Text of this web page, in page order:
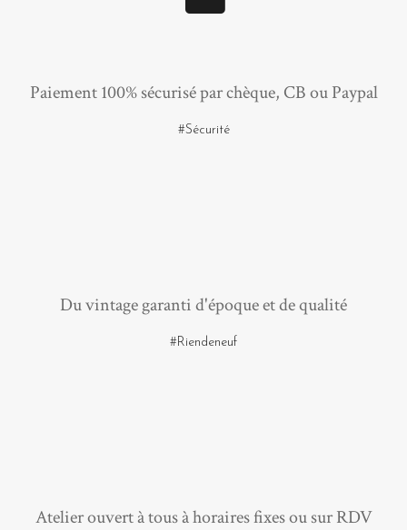
Paiement 100% sécurisé par chèque, CB ou Paypal
#Sécurité
Du vintage garanti d'époque et de qualité
#Riendeneuf
Atelier ouvert à tous à horaires fixes ou sur RDV